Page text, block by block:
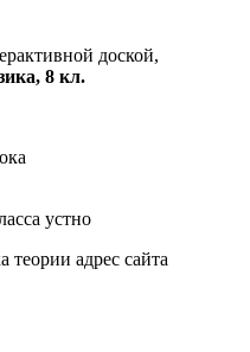
доской,
8 кл.
устно
адрес сайта